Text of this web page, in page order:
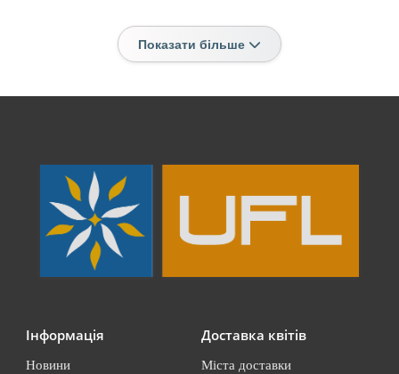
Показати більше
Інформація
Новини
Доставка квітів
Міста доставки